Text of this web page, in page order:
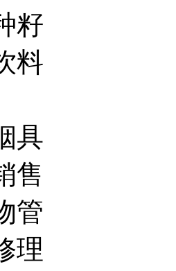
籽
料
具
售
管
理